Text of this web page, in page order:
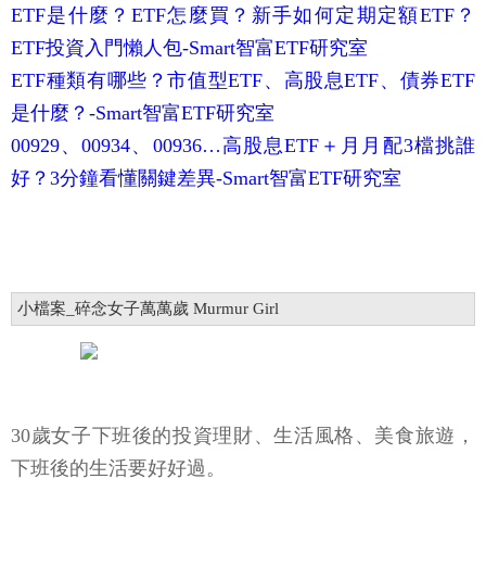
ETF是什麼？ETF怎麼買？新手如何定期定額ETF？
ETF投資入門懶人包-Smart智富ETF研究室
ETF種類有哪些？市值型ETF、高股息ETF、債券ETF
是什麼？-Smart智富ETF研究室
00929、00934、00936…高股息ETF＋月月配3檔挑誰
好？3分鐘看懂關鍵差異-Smart智富ETF研究室
小檔案_碎念女子萬萬歲 Murmur Girl
30歲女子下班後的投資理財、生活風格、美食旅遊，
下班後的生活要好好過。